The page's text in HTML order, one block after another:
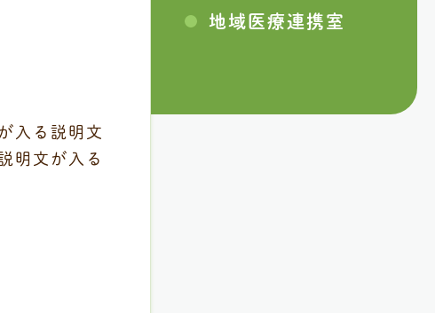
地域医療連携室
入る説明文
明文が入る